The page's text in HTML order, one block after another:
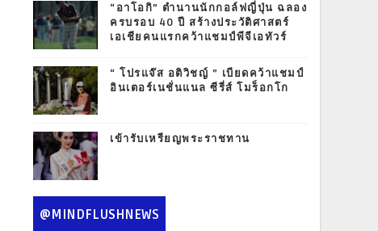
“อาโอกิ” ตำนานนักกอล์ฟญี่ปุ่น ฉลอง
ครบรอบ 40 ปี สร้างประวัติศาสตร์
เอเชียคนแรกคว้าแชมป์พีจีเอทัวร์
“ โปรแจ๊ส อติวิชญ์ ” เบียดคว้าแชมป์
อินเตอร์เนชั่นแนล ซีรี่ส์ โมร็อกโก
เข้ารับเหรียญพระราชทาน
@MINDFLUSHNEWS